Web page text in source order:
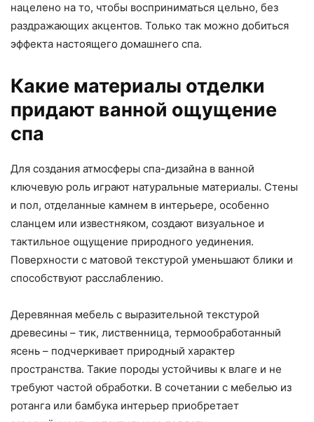
нацелено на то, чтобы восприниматься цельно, без
раздражающих акцентов. Только так можно добиться
эффекта настоящего домашнего спа.
Какие материалы отделки
придают ванной ощущение
спа
Для создания атмосферы спа-дизайна в ванной
ключевую роль играют натуральные материалы. Стены
и пол, отделанные камнем в интерьере, особенно
сланцем или известняком, создают визуальное и
тактильное ощущение природного уединения.
Поверхности с матовой текстурой уменьшают блики и
способствуют расслаблению.
Деревянная мебель с выразительной текстурой
древесины – тик, лиственница, термообработанный
ясень – подчеркивает природный характер
пространства. Такие породы устойчивы к влаге и не
требуют частой обработки. В сочетании с мебелью из
ротанга или бамбука интерьер приобретает